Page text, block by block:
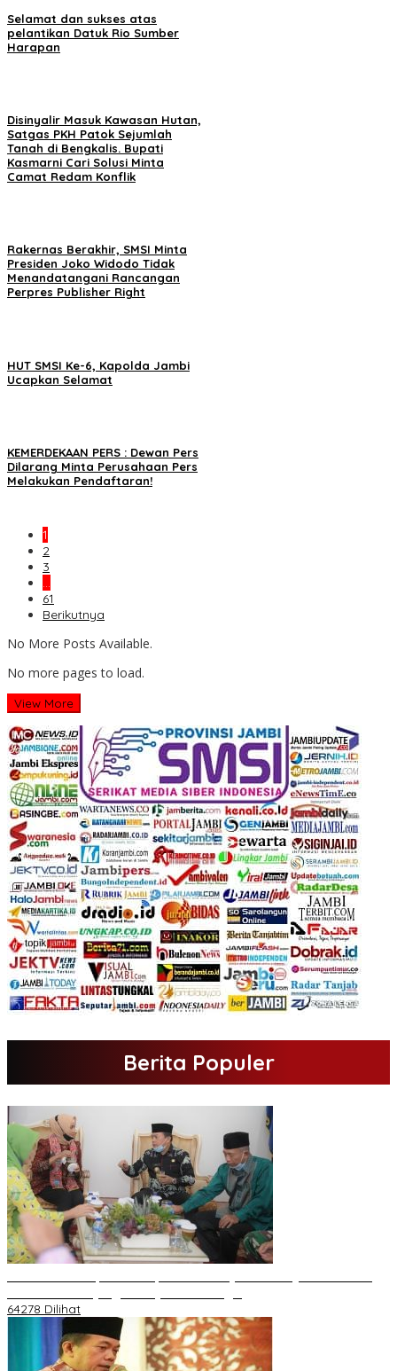
Selamat dan sukses atas
pelantikan Datuk Rio Sumber
Harapan
Disinyalir Masuk Kawasan Hutan,
Satgas PKH Patok Sejumlah
Tanah di Bengkalis. Bupati
Kasmarni Cari Solusi Minta
Camat Redam Konflik
Rakernas Berakhir, SMSI Minta
Presiden Joko Widodo Tidak
Menandatangani Rancangan
Perpres Publisher Right
HUT SMSI Ke-6, Kapolda Jambi
Ucapkan Selamat
KEMERDEKAAN PERS : Dewan Pers
Dilarang Minta Perusahaan Pers
Melakukan Pendaftaran!
1
2
3
…
61
Berikutnya
No More Posts Available.
No more pages to load.
View More
Berita Populer
64278 Dilihat